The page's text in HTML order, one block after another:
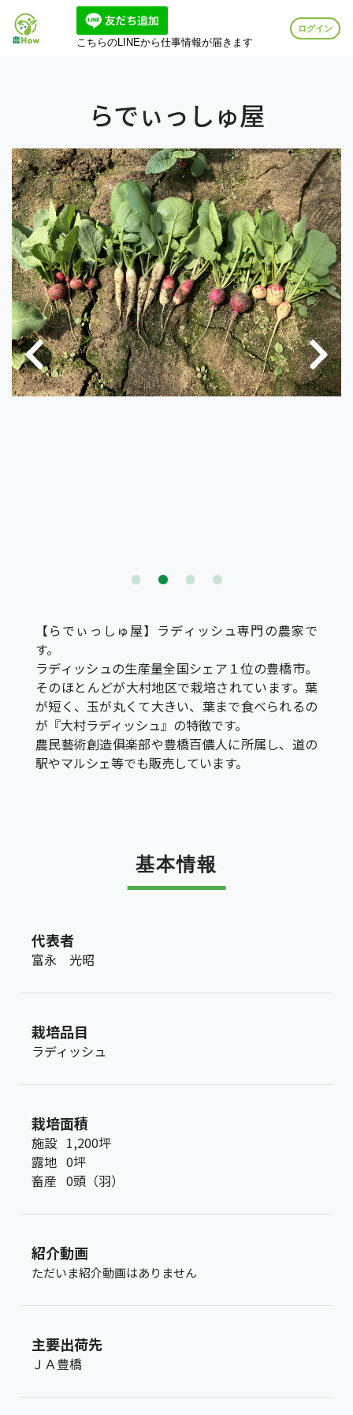
こちらのLINEから仕事情報が届きます
ログイン
らでぃっしゅ屋
【らでぃっしゅ屋】ラディッシュ専門の農家で
す。
ラディッシュの生産量全国シェア１位の豊橋市。
そのほとんどが大村地区で栽培されています。葉
が短く、玉が丸くて大きい、葉まで食べられるの
が『大村ラディッシュ』の特徴です。
農民藝術創造俱楽部や豊橋百儂人に所属し、道の
駅やマルシェ等でも販売しています。
基本情報
代表者
富永 光昭
栽培品目
ラディッシュ
栽培面積
施設 1,200坪
露地 0坪
畜産 0頭（羽）
紹介動画
ただいま紹介動画はありません
主要出荷先
ＪＡ豊橋